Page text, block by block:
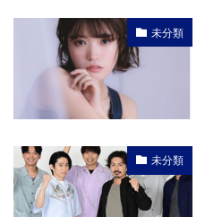
未分類
未分類